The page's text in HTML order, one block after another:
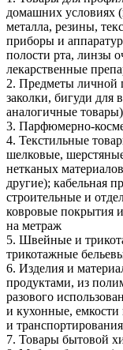
домашних условиях
металла, резины,
приборы и
полости рта, линзы
лекарственные
2. Предметы личной
заколки, бигуди
аналогичные товары)
3. Парфюмерно-
4. Текстильные
шелковые,
нетканых
другие); кабельная
строительные и
ковровые покрытия
на метраж
5. Швейные и
трикотажные
6. Изделия и
продуктами, из
разового
и кухонные,
и
7. Товары бытовой